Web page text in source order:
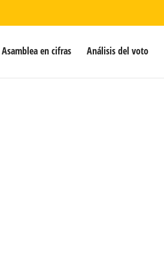
Asamblea en cifras Análisis del voto